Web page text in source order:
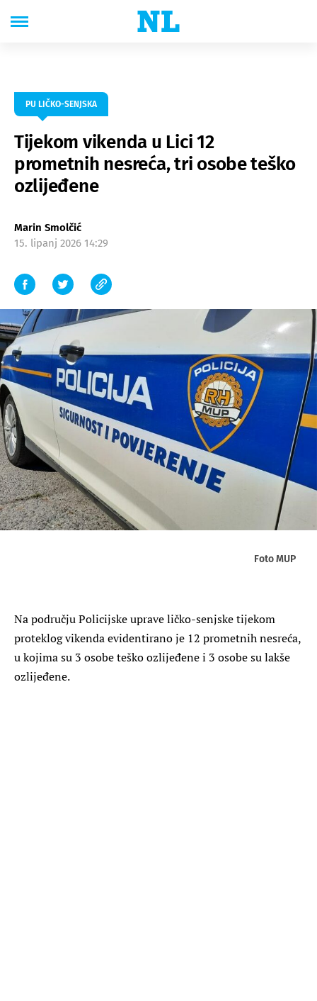
PU LIČKO-SENJSKA
Tijekom vikenda u Lici 12
prometnih nesreća, tri osobe teško
ozlijeđene
Marin Smolčić
15. lipanj 2026 14:29
Foto MUP
Na području Policijske uprave ličko-senjske tijekom
proteklog vikenda evidentirano je 12 prometnih nesreća,
u kojima su 3 osobe teško ozlijeđene i 3 osobe su lakše
ozlijeđene.